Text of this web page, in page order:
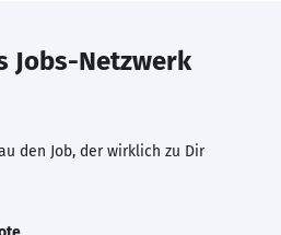
Jobs-Netzwerk
den Job, der wirklich zu Dir